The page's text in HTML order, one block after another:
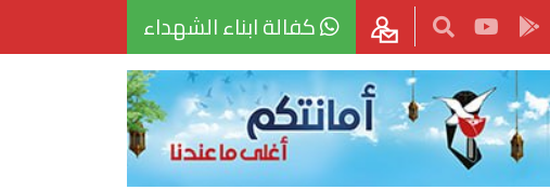
كفالة ابناء الشهداء